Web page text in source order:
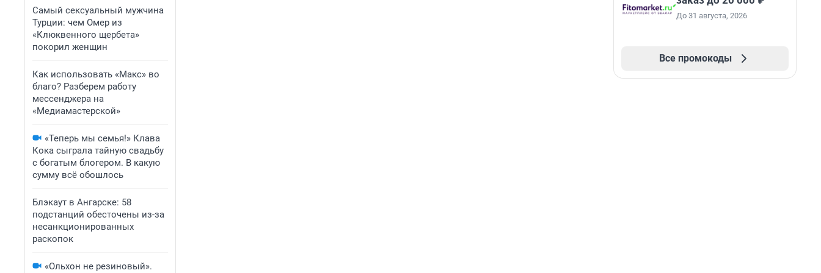
Самый сексуальный мужчина
Турции: чем Омер из
«Клюквенного щербета»
покорил женщин
Как использовать «Макс» во
благо? Разберем работу
мессенджера на
«Медиамастерской»
«Теперь мы семья!» Клава
Кока сыграла тайную свадьбу
с богатым блогером. В какую
сумму всё обошлось
Блэкаут в Ангарске: 58
подстанций обесточены из-за
несанкционированных
раскопок
«Ольхон не резиновый».
До 31 августа, 2026
Все промокоды